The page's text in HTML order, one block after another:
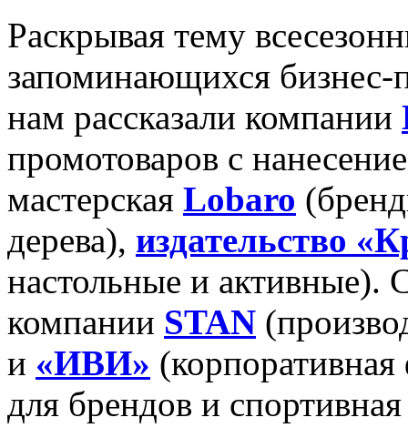
Раскрывая тему
запоминающихся бизнес-
нам рассказали компании
промотоваров с
мастерская Lobaro
дерева), издательство
настольные и активные).
компании STAN
и «ИВИ»
для брендов и